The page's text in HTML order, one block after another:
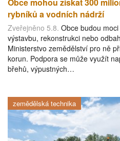
Obce mohou získat 300
rybníků a vodních nádrží
Zveřejněno 5.8. Obce budou
výstavbu, rekonstrukci nebo
Ministerstvo zemědělství pro ně
korun. Podpora se může využít
břehů, výpustných…
zemědělská technika